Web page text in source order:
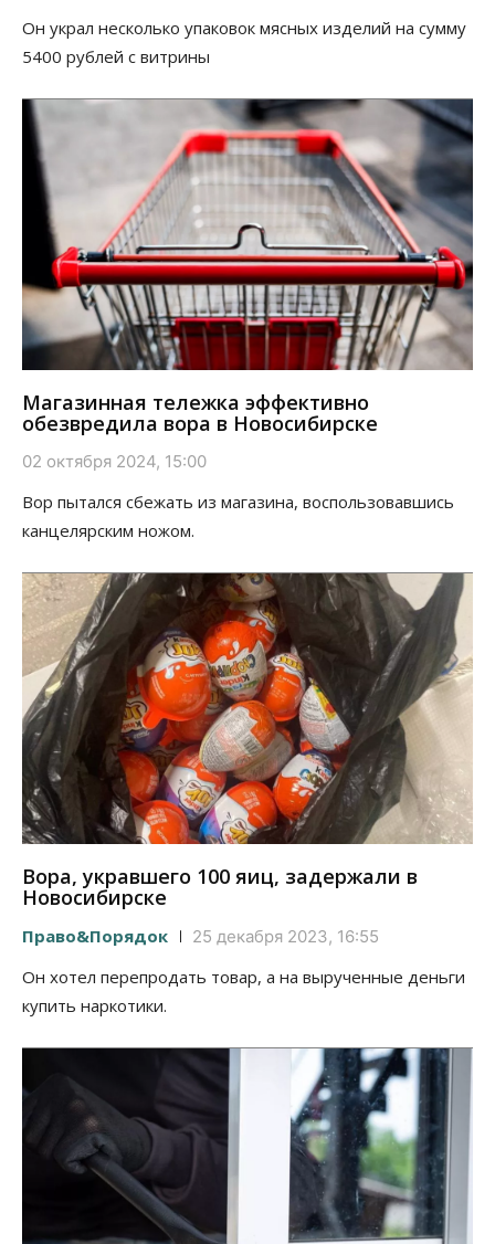
Он украл несколько упаковок мясных изделий на сумму
5400 рублей с витрины
Магазинная тележка эффективно
обезвредила вора в Новосибирске
02 октября 2024, 15:00
Вор пытался сбежать из магазина, воспользовавшись
канцелярским ножом.
Вора, укравшего 100 яиц, задержали в
Новосибирске
Право&Порядок 25 декабря 2023, 16:55
Он хотел перепродать товар, а на вырученные деньги
купить наркотики.